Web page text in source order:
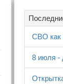
СВО как
8 июля -